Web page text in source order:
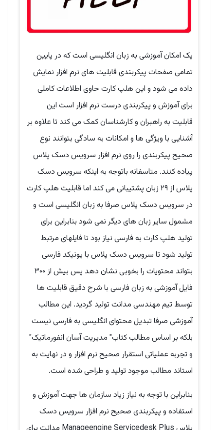
یک امکان آموزشی به زبان انگلیسی است که در پایین
تمامی صفحات پیکربندی قابلیت های نرم افزار نمایش
داده می شود و این هلپ کارت حاوی اطلاعات کاملی
برای آموزش و پیکربندی درست نرم افزار است این
قابلیت به راهبران و کارشناسان کمک می کند تا علاوه بر
آشنایی با ویژگی ها و امکانات به سادگی بتوانند نوع
صحیح پیکربندی را روی نرم افزار سرویس دسک پلاس
پیاده کنند. متاسفانه باتوجه به اینکه سرویس دسک
پلاس از ۲۹ زبان پشتیبانی می کند اما قابلیت هلپ کارت
در سرویس دسک پلاس صرفا به زبان انگلیسی است و
مشمول سایر زبان های دیگر نمی شود بنابراین برای
تولید هلپ کارت به فارسی نیاز بود تا فایلهای مرتبط
تولید شود تا سرویس دسک پلاس با یونیکد فارسی
بتواند محتویات را بخوبی نشان دهد پس بیش از ۳۰۰
فایل آموزشی به زبان فارسی با شرح دقیق قابلیت ها
توسط تیم مهندسی مدانت تولید گردید. این مطالب
آموزشی صرفا تبدیل محتوای انگلیسی به فارسی نیست
بلکه بر اساس مطالب کتاب" مدیریت آسان انفورماتیک"
و تجربه عملیاتی استقرار صحیح نرم افزار و در نهایت به
استاند مطالب موجود تولید و طراحی شده است.
بنابراین با توجه به نیاز زیاد سازمان ها جهت آموزش و
استفاده و پیکربندی صحیح نرم افزار سرویس دسک